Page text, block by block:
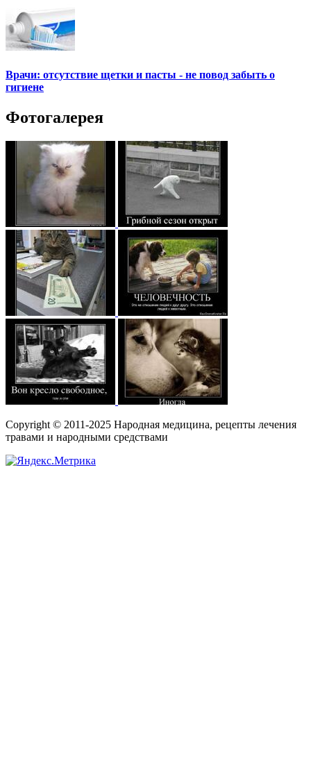
Врачи: отсутствие щетки и пасты - не повод забыть о
гигиене
Фотогалерея
Copyright © 2011-2025 Народная медицина, рецепты лечения
травами и народными средствами